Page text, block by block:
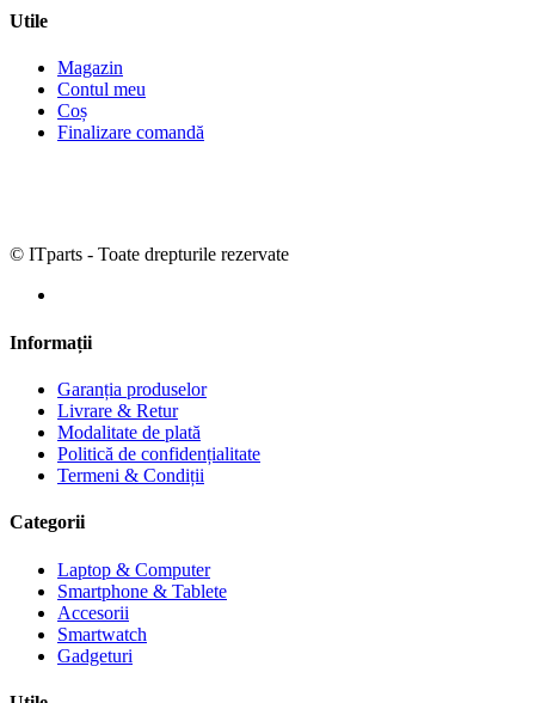
Utile
Magazin
Contul meu
Coș
Finalizare comandă
© ITparts - Toate drepturile rezervate
Informații
Garanția produselor
Livrare & Retur
Modalitate de plată
Politică de confidențialitate
Termeni & Condiții
Categorii
Laptop & Computer
Smartphone & Tablete
Accesorii
Smartwatch
Gadgeturi